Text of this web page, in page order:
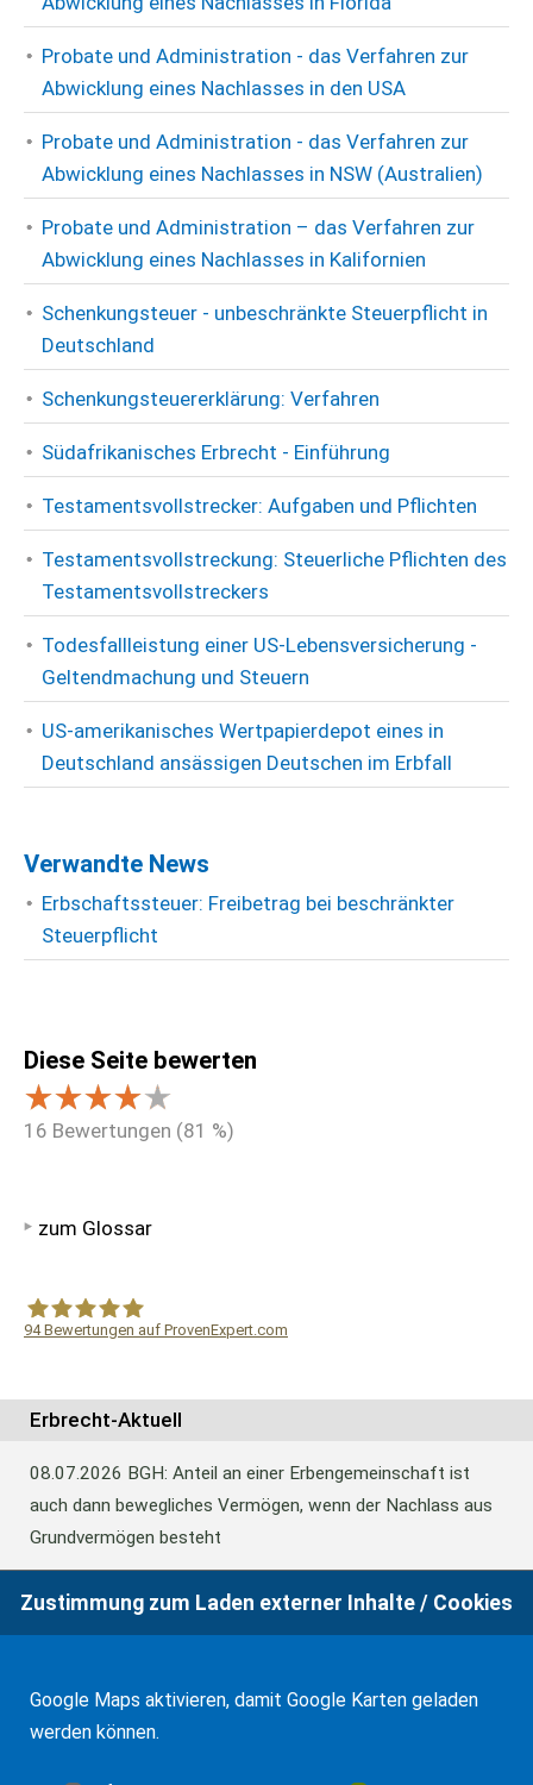
Probate und Administration - das Verfahren zur
Abwicklung eines Nachlasses in den USA
Probate und Administration - das Verfahren zur
Abwicklung eines Nachlasses in NSW (Australien)
Probate und Administration – das Verfahren zur
Abwicklung eines Nachlasses in Kalifornien
Schenkungsteuer - unbeschränkte Steuerpflicht in
Deutschland
Schenkungsteuererklärung: Verfahren
Südafrikanisches Erbrecht - Einführung
Testamentsvollstrecker: Aufgaben und Pflichten
Testamentsvollstreckung: Steuerliche Pflichten des
Testamentsvollstreckers
Todesfallleistung einer US-Lebensversicherung -
Geltendmachung und Steuern
US-amerikanisches Wertpapierdepot eines in
Deutschland ansässigen Deutschen im Erbfall
Verwandte News
Erbschaftssteuer: Freibetrag bei beschränkter
Steuerpflicht
Diese Seite bewerten
16 Bewertungen (81 %)
zum Glossar
94Bewertungen auf ProvenExpert.com
Erbrecht-Aktuell
08.07.2026 BGH: Anteil an einer Erbengemeinschaft ist
auch dann bewegliches Vermögen, wenn der Nachlass aus
Grundvermögen besteht
BFH: Abweichende Festsetzung aus
17.03.2026Andalusien: Vergünstigungen bei der
Zustimmung zum Laden externer Inhalte / Cookies
Google Maps aktivieren, damit Google Karten geladen
werden können.